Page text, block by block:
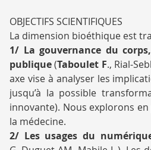
OBJECTIFS SCIENTIFIQUES
La dimension bioéthique est
1/ La gouvernance du
publique(Taboulet F., Rial-
axe vise à analyser les
jusqu’à la possible
innovante). Nous explorons
la médecine.
2/ Les usages du